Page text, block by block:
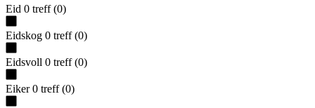
Eid 0 treff (0)
Eidskog 0 treff (0)
Eidsvoll 0 treff (0)
Eiker 0 treff (0)